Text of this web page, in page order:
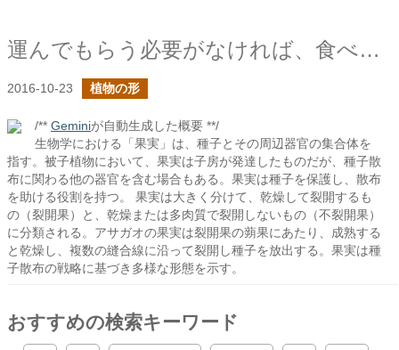
運んでもらう必要がなければ、食べられる必要はない
2016-10-23 植物の形
/** Geminiが自動生成した概要 **/
生物学における「果実」は、種子とその周辺器官の集合体を
指す。被子植物において、果実は子房が発達したものだが、種子散
布に関わる他の器官を含む場合もある。果実は種子を保護し、散布
を助ける役割を持つ。 果実は大きく分けて、乾燥して裂開するも
の（裂開果）と、乾燥または多肉質で裂開しないもの（不裂開果）
に分類される。アサガオの果実は裂開果の蒴果にあたり、成熟する
と乾燥し、複数の縫合線に沿って裂開し種子を放出する。果実は種
子散布の戦略に基づき多様な形態を示す。
おすすめの検索キーワード